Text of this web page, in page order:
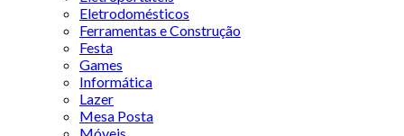
Eletrodomésticos
Ferramentas e Construção
Festa
Games
Informática
Lazer
Mesa Posta